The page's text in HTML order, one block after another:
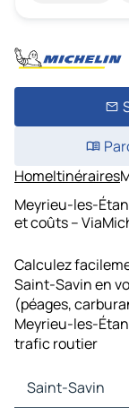
HomeItinéraires
Meyrieu-les-
et coûts –
Calculez
Saint-Savin en
(péages,
Meyrieu-les-
trafic routier
Saint-Savin